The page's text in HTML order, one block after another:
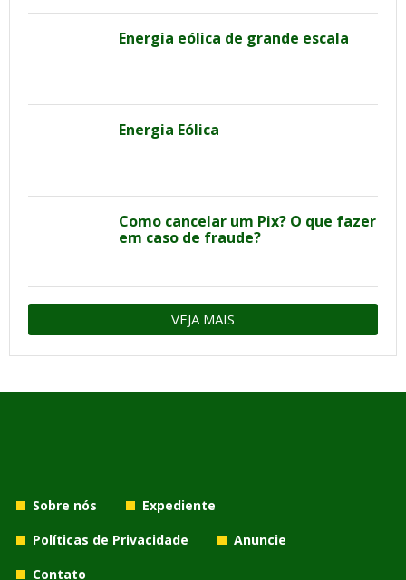
Energia eólica de grande escala
Energia Eólica
Como cancelar um Pix? O que fazer
em caso de fraude?
VEJA MAIS
Sobre nós
Expediente
Políticas de Privacidade
Anuncie
Contato